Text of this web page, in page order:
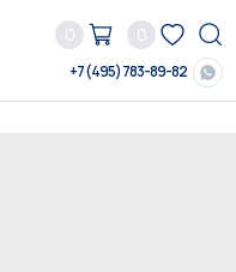
0 0
+7 (495) 783-89-82